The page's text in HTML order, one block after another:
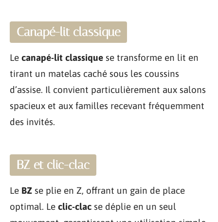
Canapé-lit classique
Le canapé-lit classique se transforme en lit en
tirant un matelas caché sous les coussins
d’assise. Il convient particulièrement aux salons
spacieux et aux familles recevant fréquemment
des invités.
BZ et clic-clac
Le BZ se plie en Z, offrant un gain de place
optimal. Le clic-clac se déplie en un seul